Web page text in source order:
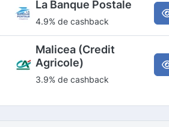
La Banque Postale
4.9% de cashback
Malicea (Credit
Agricole)
3.9% de cashback